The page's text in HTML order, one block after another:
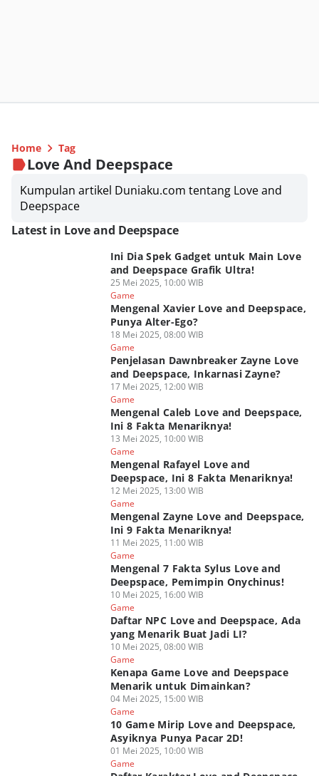
Home Tag
Love And Deepspace
Kumpulan artikel Duniaku.com tentang Love and
Deepspace
Latest in Love and Deepspace
Ini Dia Spek Gadget untuk Main Love
and Deepspace Grafik Ultra!
25 Mei 2025, 10:00 WIB
Game
Mengenal Xavier Love and Deepspace,
Punya Alter-Ego?
18 Mei 2025, 08:00 WIB
Game
Penjelasan Dawnbreaker Zayne Love
and Deepspace, Inkarnasi Zayne?
17 Mei 2025, 12:00 WIB
Game
Mengenal Caleb Love and Deepspace,
Ini 8 Fakta Menariknya!
13 Mei 2025, 10:00 WIB
Game
Mengenal Rafayel Love and
Deepspace, Ini 8 Fakta Menariknya!
12 Mei 2025, 13:00 WIB
Game
Mengenal Zayne Love and Deepspace,
Ini 9 Fakta Menariknya!
11 Mei 2025, 11:00 WIB
Game
Mengenal 7 Fakta Sylus Love and
Deepspace, Pemimpin Onychinus!
10 Mei 2025, 16:00 WIB
Game
Daftar NPC Love and Deepspace, Ada
yang Menarik Buat Jadi LI?
10 Mei 2025, 08:00 WIB
Game
Kenapa Game Love and Deepspace
Menarik untuk Dimainkan?
04 Mei 2025, 15:00 WIB
Game
10 Game Mirip Love and Deepspace,
Asyiknya Punya Pacar 2D!
01 Mei 2025, 10:00 WIB
Game